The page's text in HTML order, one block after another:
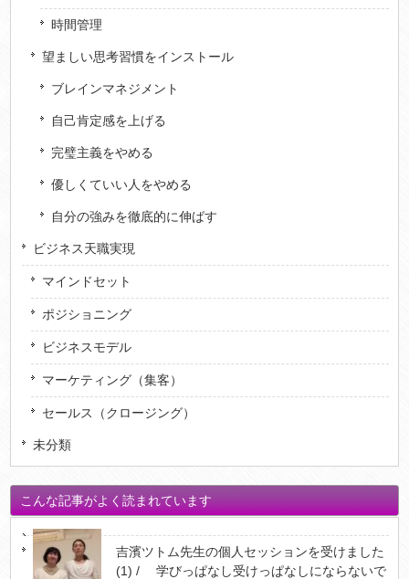
時間管理
望ましい思考習慣をインストール
ブレインマネジメント
自己肯定感を上げる
完璧主義をやめる
優しくていい人をやめる
自分の強みを徹底的に伸ばす
ビジネス天職実現
マインドセット
ポジショニング
ビジネスモデル
マーケティング（集客）
セールス（クロージング）
未分類
こんな記事がよく読まれています
吉濱ツトム先生の個人セッションを受けました
(1) / 学びっぱなし受けっぱなしにならないで